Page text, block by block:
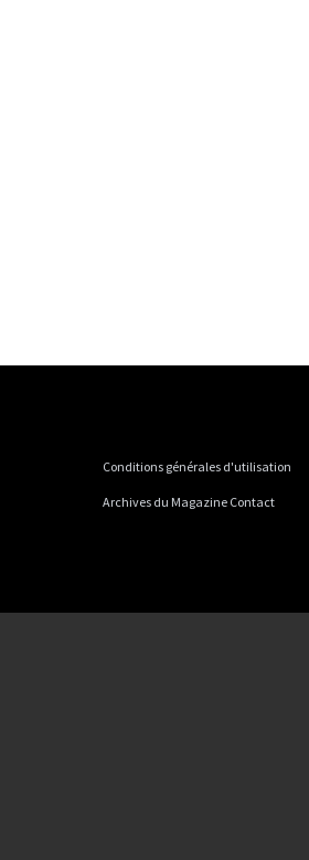
Conditions générales d'utilisation
Archives du Magazine Contact